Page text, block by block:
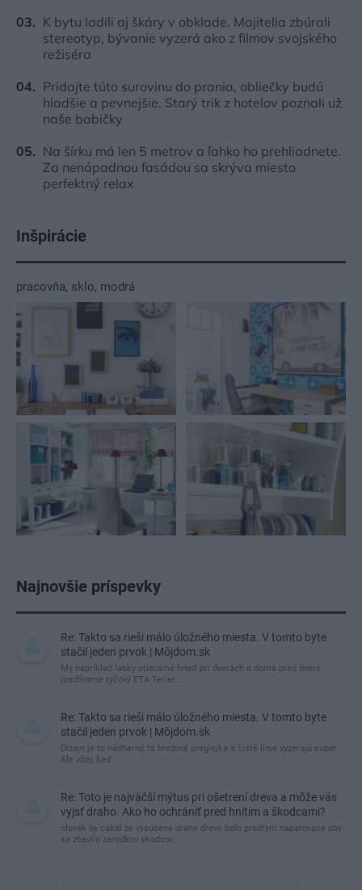
K bytu ladili aj škáry v obklade. Majitelia zbúrali
stereotyp, bývanie vyzerá ako z filmov svojského
režiséra
Pridajte túto surovinu do prania, obliečky budú
hladšie a pevnejšie. Starý trik z hotelov poznali už
naše babičky
Na šírku má len 5 metrov a ľahko ho prehliadnete.
Za nenápadnou fasádou sa skrýva miesto
perfektný relax
Inšpirácie
pracovňa, sklo, modrá
Najnovšie príspevky
Re: Takto sa rieši málo úložného miesta. V tomto byte
stačil jeden prvok | Môjdom.sk
My napríklad labky utierame hneď pri dverách a doma pred dvere
používame tyčový ETA Terier…
Re: Takto sa rieši málo úložného miesta. V tomto byte
stačil jeden prvok | Môjdom.sk
Dizajn je to nádherný, tá brezová preglejka a čisté línie vyzerajú super.
Ale vždy, keď…
Re: Toto je najväčší mýtus pri ošetrení dreva a môže vás
vyjsť draho. Ako ho ochrániť pred hnitím a škodcami?
clovek by cakal ze vysusene drahe drevo bolo predtym naparovane aby
sa zbavilo zarodkov skodcov...